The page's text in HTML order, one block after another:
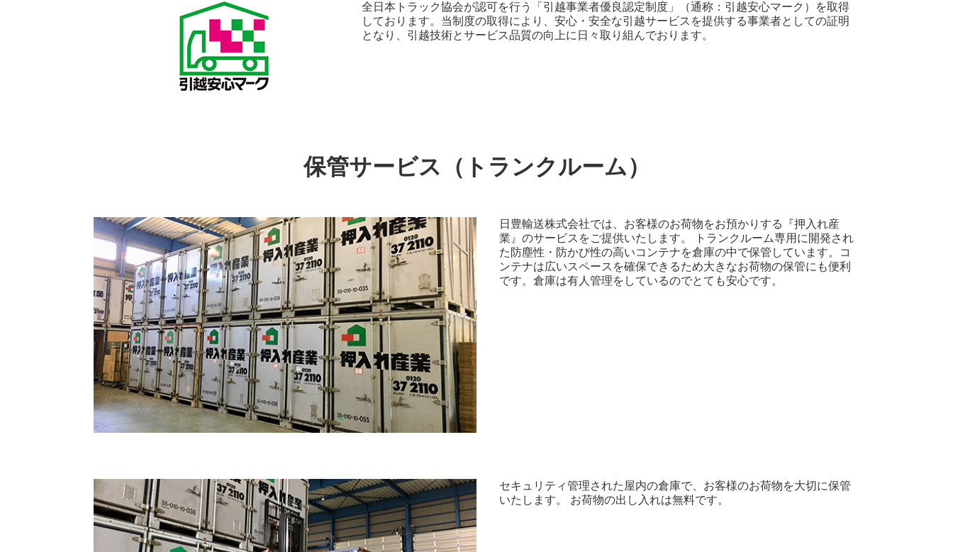
全日本トラック協会が認可を行う「引越事業者優良認定制度」（通称：引越安心マーク）を取得
しております。当制度の取得により、安心・安全な引越サービスを提供する事業者としての証明
となり、引越技術とサービス品質の向上に日々取り組んでおります。
保管サービス（トランクルーム）
日豊輸送株式会社では、お客様のお荷物をお預かりする『押入れ産
業』のサービスをご提供いたします。 トランクルーム専用に開発され
た防塵性・防かび性の高いコンテナを倉庫の中で保管しています。コ
ンテナは広いスペースを確保できるため大きなお荷物の保管にも便利
です。倉庫は有人管理をしているのでとても安心です。
セキュリティ管理された屋内の倉庫で、お客様のお荷物を大切に保管
いたします。 お荷物の出し入れは無料です。